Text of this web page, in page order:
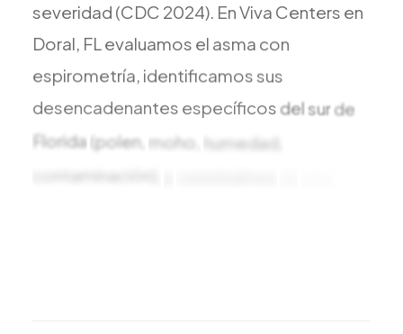
severidad (CDC 2024). EnViva Centers en
Doral, FLevaluamos el asma con
espirometría, identificamos sus
desencadenantes específicosdelsurde
Florida(polen, moho, humedad,